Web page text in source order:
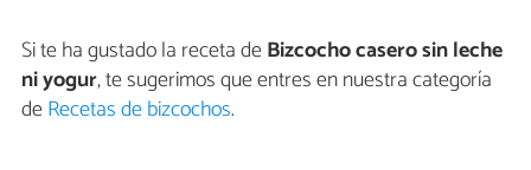
Si te ha gustado la receta deBizcocho casero sin leche
ni yogur, te sugerimos que entres en nuestra categoría
deRecetas de bizcochos.